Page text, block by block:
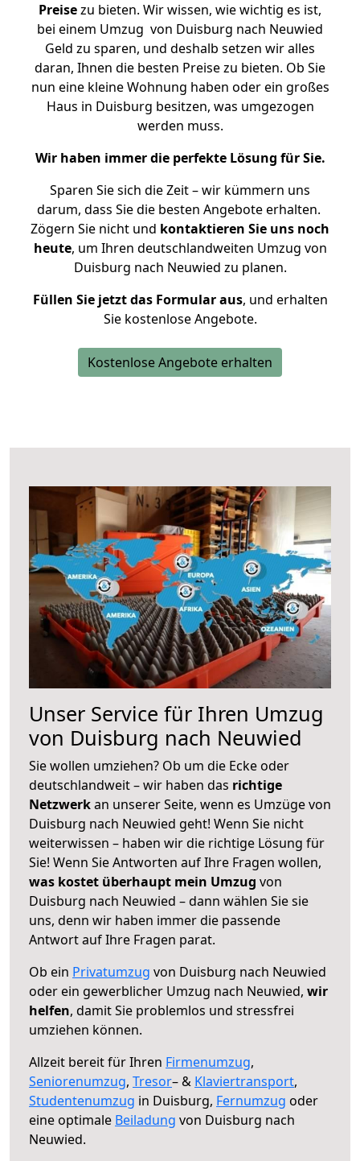
Preisezu bieten. Wir wissen, wie wichtig es ist,
bei einem Umzug von Duisburg nach Neuwied
Geld zu sparen, und deshalb setzen wir alles
daran, Ihnen die besten Preise zu bieten. Ob Sie
nun eine kleine Wohnung haben oder ein großes
Haus in Duisburg besitzen, was umgezogen
werden muss.
Wir haben immer die perfekte Lösung für Sie.
Sparen Sie sich die Zeit – wir kümmern uns
darum, dass Sie die besten Angebote erhalten.
Zögern Sie nicht und kontaktieren Sie uns noch
heute, um Ihren deutschlandweiten Umzug von
Duisburg nach Neuwied zu planen.
Füllen Sie jetzt das Formular aus, und erhalten
Sie kostenlose Angebote.
Kostenlose Angebote erhalten
Unser Service für Ihren Umzug
von Duisburg nach Neuwied
Sie wollen umziehen? Ob um die Ecke oder
deutschlandweit – wir haben das richtige
Netzwerkan unserer Seite, wenn es Umzüge von
Duisburg nach Neuwied geht! Wenn Sie nicht
weiterwissen – haben wir die richtige Lösung für
Sie! Wenn Sie Antworten auf Ihre Fragen wollen,
was kostet überhaupt mein Umzug von
Duisburg nach Neuwied – dann wählen Sie sie
uns, denn wir haben immer die passende
Antwort auf Ihre Fragen parat.
Ob ein Privatumzug von Duisburg nach Neuwied
oder ein gewerblicher Umzug nach Neuwied, wir
helfen, damit Sie problemlos und stressfrei
umziehen können.
Allzeit bereit für Ihren Firmenumzug,
Seniorenumzug, Tresor– & Klaviertransport,
Studentenumzug in Duisburg, Fernumzug oder
eine optimale Beiladung von Duisburg nach
Neuwied.